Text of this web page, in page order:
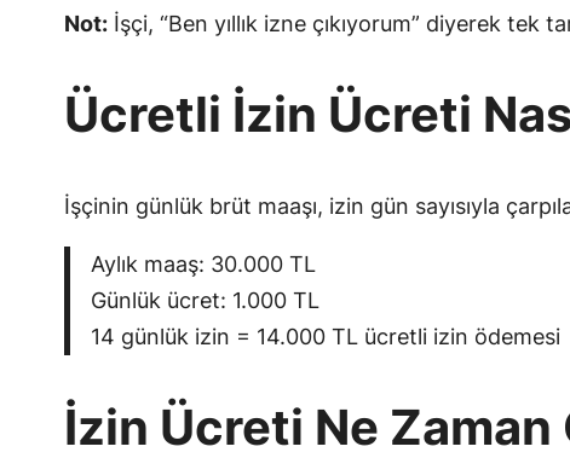
Not:İşçi, “Ben yıllık izne çıkıyorum” diyerek tek
Ücretli İzin Ücreti
İşçinin günlük brüt maaşı, izin gün sayısıyla
Aylık maaş: 30.000 TL
Günlük ücret: 1.000 TL
14 günlük izin = 14.000 TL ücretli izin ödemesi
İzin Ücreti Ne Zaman